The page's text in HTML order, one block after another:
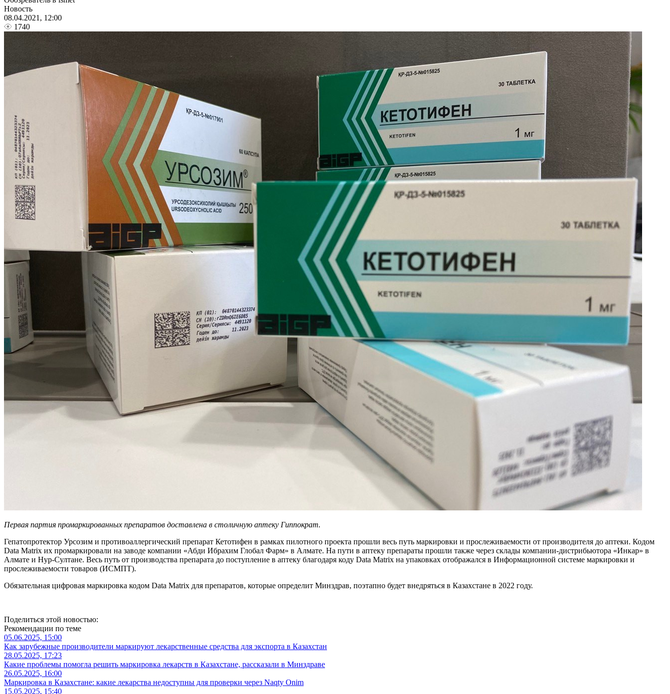
Новость
08.04.2021, 12:00
1740
Первая партия промаркированных препаратов доставлена в столичную аптеку Гиппократ.
Гепатопротектор Урсозим и противоаллергический препарат Кетотифен в рамках пилотного проекта прошли весь путь маркировки и прослеживаемости от производителя до аптеки. Кодом
Data Matrix их промаркировали на заводе компании «Абди Ибрахим Глобал Фарм» в Алмате. На пути в аптеку препараты прошли также через склады компании-дистрибьютора «Инкар» в
Алмате и Нур-Султане. Весь путь от производства препарата до поступление в аптеку благодаря коду Data Matrix на упаковках отображался в Информационной системе маркировки и
прослеживаемости товаров (ИСМПТ).
Обязательная цифровая маркировка кодом Data Matrix для препаратов, которые определит Минздрав, поэтапно будет внедряться в Казахстане в 2022 году.
Поделиться этой новостью:
Рекомендации по теме
05.06.2025, 15:00
Как зарубежные производители маркируют лекарственные средства для экспорта в Казахстан
28.05.2025, 17:23
Какие проблемы помогла решить маркировка лекарств в Казахстане, рассказали в Минздраве
26.05.2025, 16:00
Маркировка в Казахстане: какие лекарства недоступны для проверки через Naqty Onim
15.05.2025, 15:40